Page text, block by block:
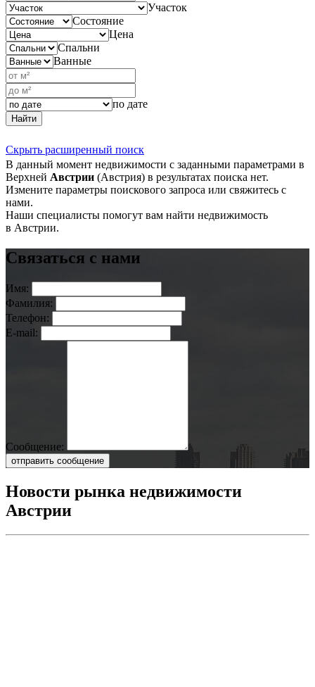
Участок
Состояние
Цена
Спальни
Ванные
по дате
Найти
Скрыть расширенный поиск
В данный момент недвижимости с заданными параметрами в
Верхней Австрии (Австрия) в результатах поиска нет.
Измените параметры поискового запроса или свяжитесь с
нами.
Наши специалисты помогут вам найти недвижимость
в Австрии.
Связаться с нами
Имя:
Фамилия:
Телефон:
E-mail:
Сообщение:
отправить сообщение
Новости рынка недвижимости
Австрии